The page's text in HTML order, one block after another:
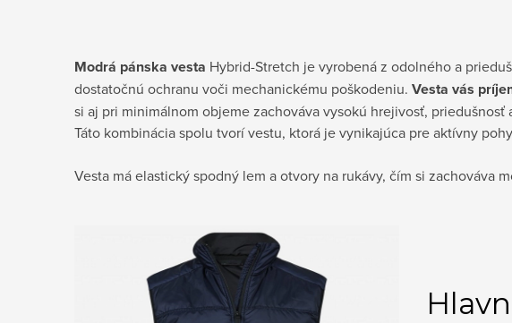
Modrá pánska vesta Hybrid-Stretch je vyrobená z odolného a
dostatočnú ochranu voči mechanickému poškodeniu. Vesta vás
si aj pri minimálnom objeme zachováva vysokú hrejivosť,
Táto kombinácia spolu tvorí vestu, ktorá je vynikajúca pre aktívny
Vesta má elastický spodný lem a otvory na rukávy, čím si zachováva